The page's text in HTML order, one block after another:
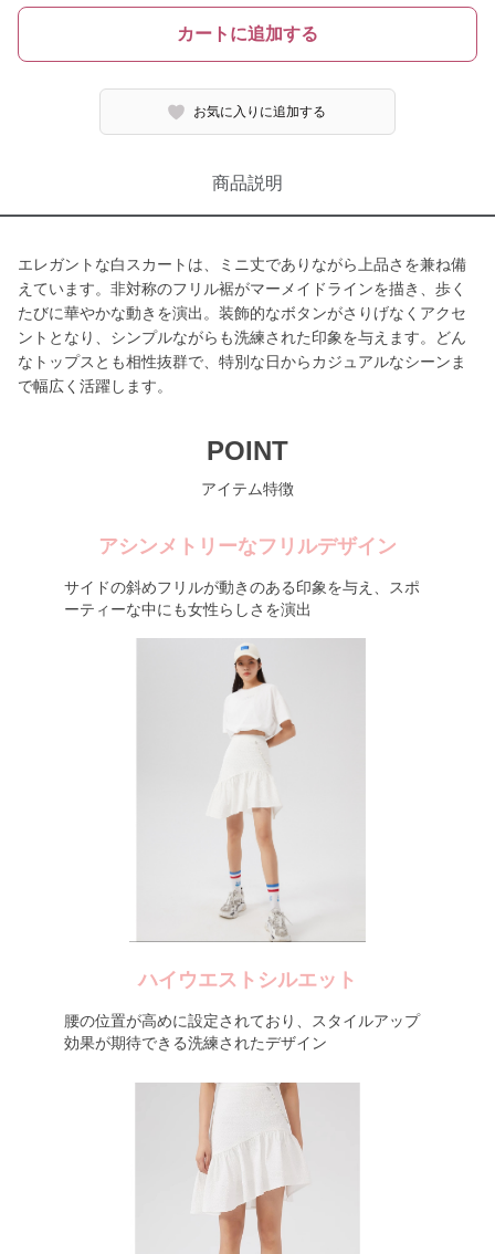
カートに追加する
お気に入りに追加する
商品説明
エレガントな白スカートは、ミニ丈でありながら上品さを兼ね備
えています。非対称のフリル裾がマーメイドラインを描き、歩く
たびに華やかな動きを演出。装飾的なボタンがさりげなくアクセ
ントとなり、シンプルながらも洗練された印象を与えます。どん
なトップスとも相性抜群で、特別な日からカジュアルなシーンま
で幅広く活躍します。
POINT
アイテム特徴
アシンメトリーなフリルデザイン
サイドの斜めフリルが動きのある印象を与え、スポ
ーティーな中にも女性らしさを演出
ハイウエストシルエット
腰の位置が高めに設定されており、スタイルアップ
効果が期待できる洗練されたデザイン